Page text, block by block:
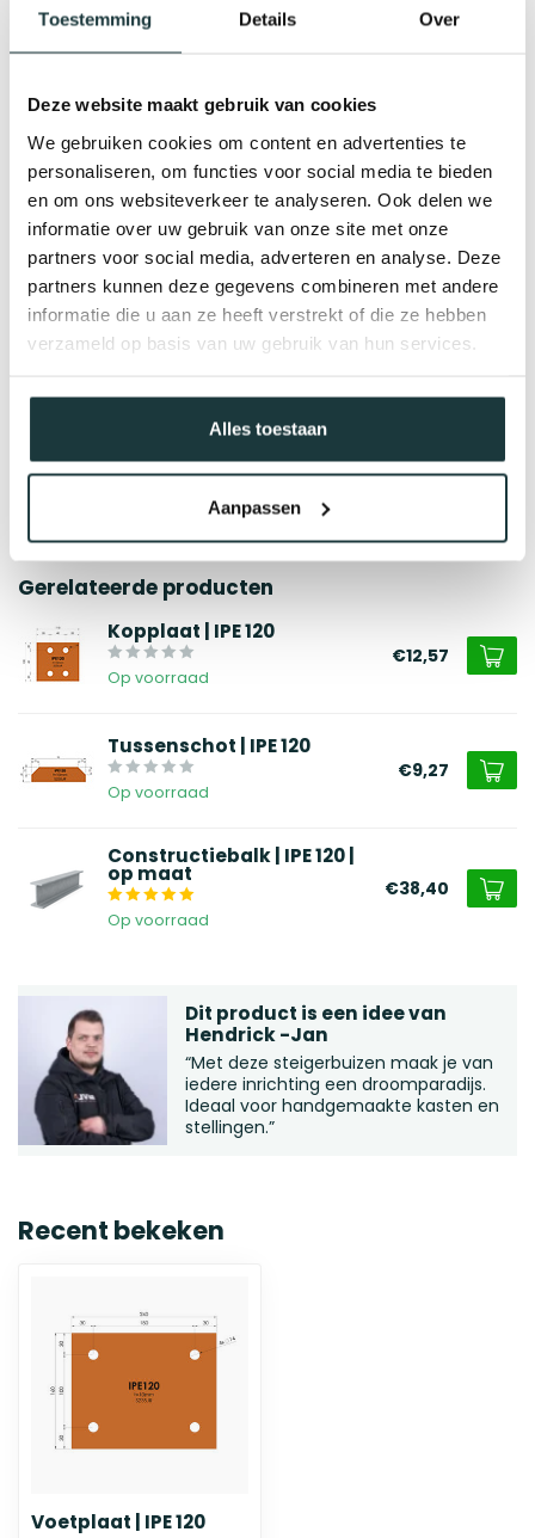
Toestemming Details Over
Deze website maakt gebruik van cookies
We gebruiken cookies om content en advertenties te
personaliseren, om functies voor social media te bieden
en om ons websiteverkeer te analyseren. Ook delen we
informatie over uw gebruik van onze site met onze
partners voor social media, adverteren en analyse. Deze
partners kunnen deze gegevens combineren met andere
informatie die u aan ze heeft verstrekt of die ze hebben
verzameld op basis van uw gebruik van hun services.
Alles toestaan
Aanpassen
Gerelateerde producten
Kopplaat | IPE 120
Op voorraad
€12,57
Tussenschot | IPE 120
Op voorraad
€9,27
Constructiebalk | IPE 120 |
op maat
Op voorraad
€38,40
Dit product is een idee van
Hendrick -Jan
“Met deze steigerbuizen maak je van
iedere inrichting een droomparadijs.
Ideaal voor handgemaakte kasten en
stellingen.”
Recent bekeken
Voetplaat | IPE 120